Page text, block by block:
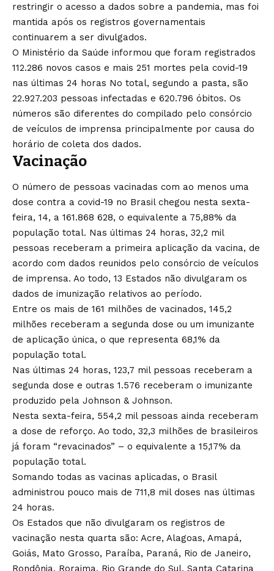
restringir o acesso a dados sobre a pandemia, mas foi
mantida após os registros governamentais
continuarem a ser divulgados.
O Ministério da Saúde informou que foram registrados
112.286 novos casos e mais 251 mortes pela covid-19
nas últimas 24 horas No total, segundo a pasta, são
22.927.203 pessoas infectadas e 620.796 óbitos. Os
números são diferentes do compilado pelo consórcio
de veículos de imprensa principalmente por causa do
horário de coleta dos dados.
Vacinação
O número de pessoas vacinadas com ao menos uma
dose contra a covid-19 no Brasil chegou nesta sexta-
feira, 14, a 161.868 628, o equivalente a 75,88% da
população total. Nas últimas 24 horas, 32,2 mil
pessoas receberam a primeira aplicação da vacina, de
acordo com dados reunidos pelo consórcio de veículos
de imprensa. Ao todo, 13 Estados não divulgaram os
dados de imunização relativos ao período.
Entre os mais de 161 milhões de vacinados, 145,2
milhões receberam a segunda dose ou um imunizante
de aplicação única, o que representa 68,1% da
população total.
Nas últimas 24 horas, 123,7 mil pessoas receberam a
segunda dose e outras 1.576 receberam o imunizante
produzido pela Johnson & Johnson.
Nesta sexta-feira, 554,2 mil pessoas ainda receberam
a dose de reforço. Ao todo, 32,3 milhões de brasileiros
já foram “revacinados” – o equivalente a 15,17% da
população total.
Somando todas as vacinas aplicadas, o Brasil
administrou pouco mais de 711,8 mil doses nas últimas
24 horas.
Os Estados que não divulgaram os registros de
vacinação nesta quarta são: Acre, Alagoas, Amapá,
Goiás, Mato Grosso, Paraíba, Paraná, Rio de Janeiro,